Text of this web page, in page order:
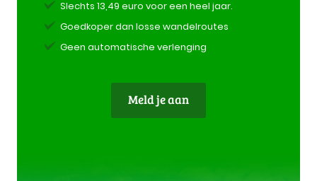
Slechts 13,49 euro voor een heel jaar.
Goedkoper dan losse wandelroutes
Geen automatische verlenging
Meld je aan